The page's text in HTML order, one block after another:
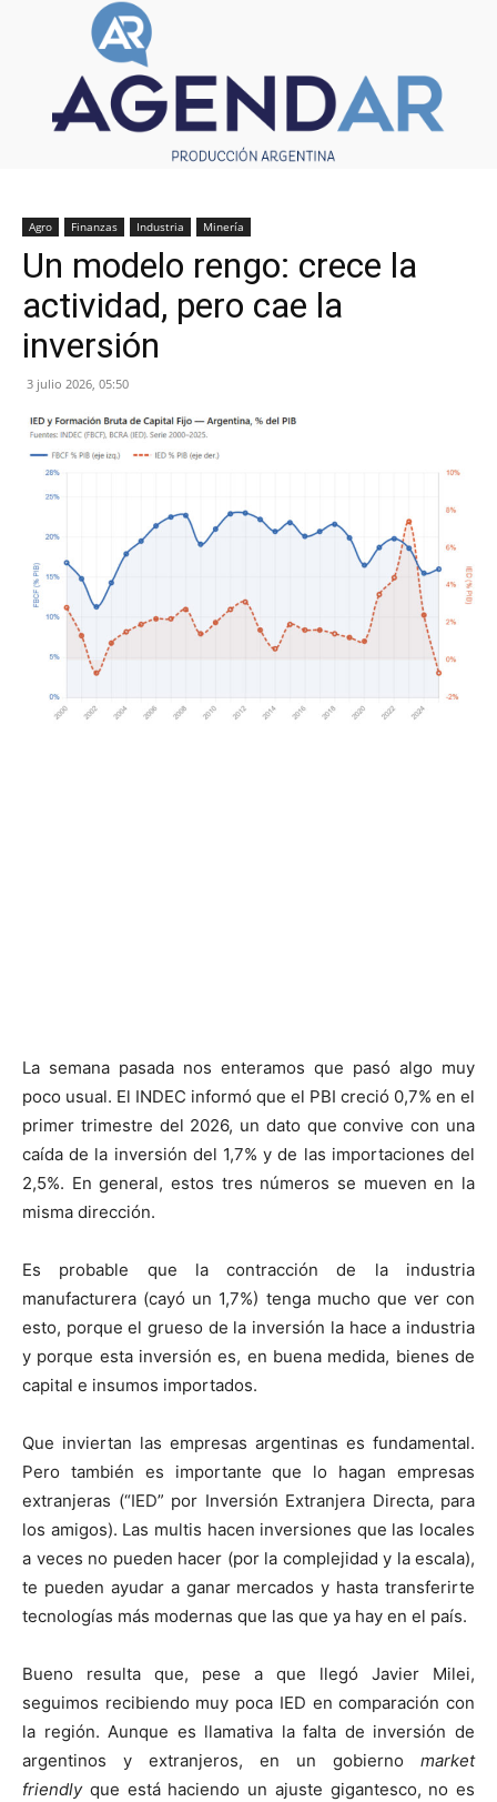
Agro Finanzas Industria Minería
Un modelo rengo: crece la
actividad, pero cae la
inversión
3 julio 2026, 05:50
La semana pasada nos enteramos que pasó algo muy
poco usual. El INDEC informó que el PBI creció 0,7% en el
primer trimestre del 2026, un dato que convive con una
caída de la inversión del 1,7% y de las importaciones del
2,5%. En general, estos tres números se mueven en la
misma dirección.
Es probable que la contracción de la industria
manufacturera (cayó un 1,7%) tenga mucho que ver con
esto, porque el grueso de la inversión la hace a industria
y porque esta inversión es, en buena medida, bienes de
capital e insumos importados.
Que inviertan las empresas argentinas es fundamental.
Pero también es importante que lo hagan empresas
extranjeras (“IED” por Inversión Extranjera Directa, para
los amigos). Las multis hacen inversiones que las locales
a veces no pueden hacer (por la complejidad y la escala),
te pueden ayudar a ganar mercados y hasta transferirte
tecnologías más modernas que las que ya hay en el país.
Bueno resulta que, pese a que llegó Javier Milei,
seguimos recibiendo muy poca IED en comparación con
la región. Aunque es llamativa la falta de inversión de
argentinos y extranjeros, en un gobierno market
friendly que está haciendo un ajuste gigantesco, no es